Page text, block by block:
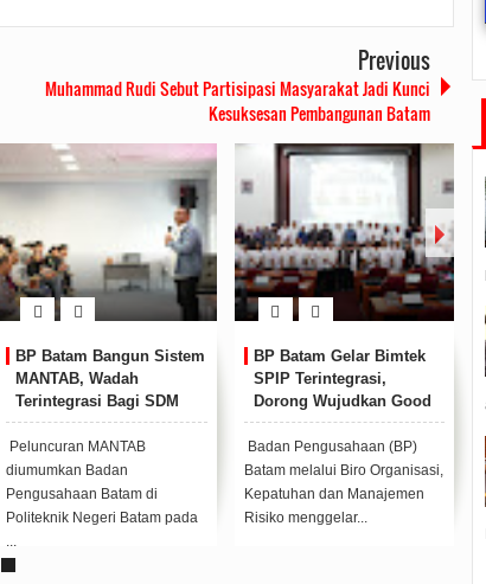
Previous
Muhammad Rudi Sebut Partisipasi Masyarakat Jadi Kunci
Kesuksesan Pembangunan Batam
BP Batam Bangun Sistem
MANTAB, Wadah
Terintegrasi Bagi SDM
dan Dunia Usaha
Peluncuran MANTAB
diumumkan Badan
Pengusahaan Batam di
Politeknik Negeri Batam pada
...
BP Batam Gelar Bimtek
SPIP Terintegrasi,
Dorong Wujudkan Good
Governance
Badan Pengusahaan (BP)
Batam melalui Biro Organisasi,
Kepatuhan dan Manajemen
Risiko menggelar...
07/160 Comments 2019/06/190 Comments
Dengan Masyarakat